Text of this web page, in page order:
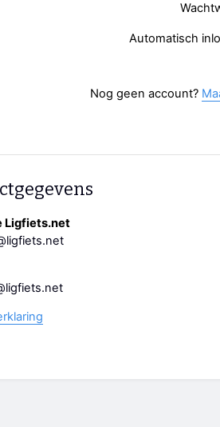
Automatisch
Nog geen account?
Ligfiets.net